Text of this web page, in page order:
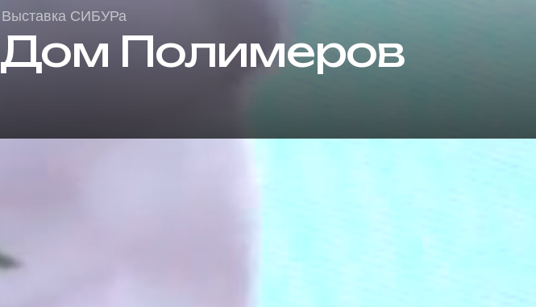
Дом Полимеров
Выставка СИБУРа